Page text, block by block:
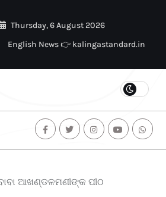
Thursday, 6 August 2026
English News 👉 kalingastandard.in
ଆଖଣ୍ଡଳମଣୀଙ୍କ ପୀଠ